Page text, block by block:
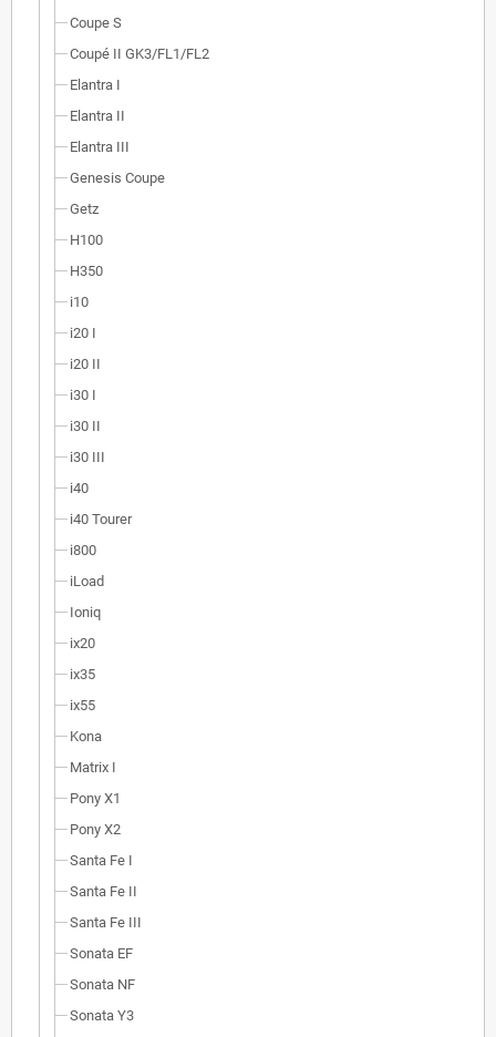
Coupe S
Coupé II GK3/FL1/FL2
Elantra I
Elantra II
Elantra III
Genesis Coupe
Getz
H100
H350
i10
i20 I
i20 II
i30 I
i30 II
i30 III
i40
i40 Tourer
i800
iLoad
Ioniq
ix20
ix35
ix55
Kona
Matrix I
Pony X1
Pony X2
Santa Fe I
Santa Fe II
Santa Fe III
Sonata EF
Sonata NF
Sonata Y3